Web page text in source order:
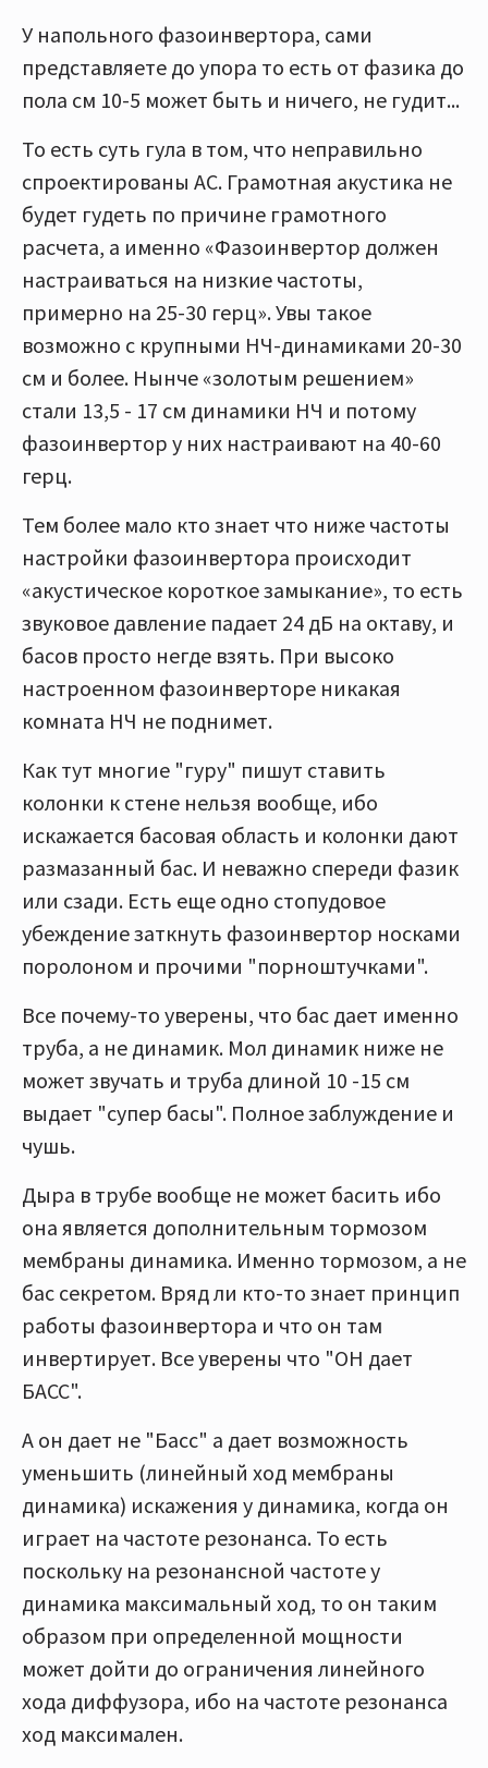
У напольного фазоинвертора, сами
представляете до упора то есть от фазика до
пола см 10-5 может быть и ничего, не гудит...
То есть суть гула в том, что неправильно
спроектированы АС. Грамотная акустика не
будет гудеть по причине грамотного
расчета, а именно «Фазоинвертор должен
настраиваться на низкие частоты,
примерно на 25-30 герц». Увы такое
возможно с крупными НЧ-динамиками 20-30
см и более. Нынче «золотым решением»
стали 13,5 - 17 см динамики НЧ и потому
фазоинвертор у них настраивают на 40-60
герц.
Тем более мало кто знает что ниже частоты
настройки фазоинвертора происходит
«акустическое короткое замыкание», то есть
звуковое давление падает 24 дБ на октаву, и
басов просто негде взять. При высоко
настроенном фазоинверторе никакая
комната НЧ не поднимет.
Как тут многие "гуру" пишут ставить
колонки к стене нельзя вообще, ибо
искажается басовая область и колонки дают
размазанный бас. И неважно спереди фазик
или сзади. Есть еще одно стопудовое
убеждение заткнуть фазоинвертор носками
поролоном и прочими "порноштучками".
Все почему-то уверены, что бас дает именно
труба, а не динамик. Мол динамик ниже не
может звучать и труба длиной 10 -15 см
выдает "супер басы". Полное заблуждение и
чушь.
Дыра в трубе вообще не может басить ибо
она является дополнительным тормозом
мембраны динамика. Именно тормозом, а не
бас секретом. Вряд ли кто-то знает принцип
работы фазоинвертора и что он там
инвертирует. Все уверены что "ОН дает
БАСС".
А он дает не "Басс" а дает возможность
уменьшить (линейный ход мембраны
динамика) искажения у динамика, когда он
играет на частоте резонанса. То есть
поскольку на резонансной частоте у
динамика максимальный ход, то он таким
образом при определенной мощности
может дойти до ограничения линейного
хода диффузора, ибо на частоте резонанса
ход максимален.